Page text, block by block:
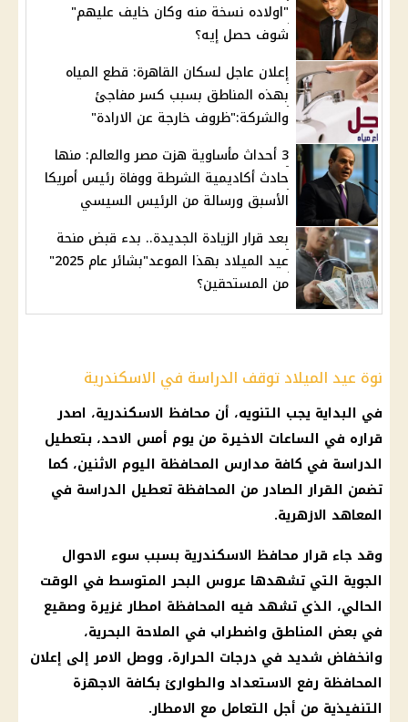
"اولاده نسخة منه وكان خايف عليهم"
شوف حصل إيه؟
إعلان عاجل لسكان القاهرة: قطع المياه
بهذه المناطق بسبب كسر مفاجئ
والشركة:"ظروف خارجة عن الارادة"
3 أحداث مأساوية هزت مصر والعالم: منها
حادث أكاديمية الشرطة ووفاة رئيس أمريكا
الأسبق ورسالة من الرئيس السيسي
بعد قرار الزيادة الجديدة.. بدء قبض منحة
عيد الميلاد بهذا الموعد"بشائر عام 2025"
من المستحقين؟
نوة عيد الميلاد توقف الدراسة في الاسكندرية
في البداية يجب التنويه، أن محافظ الاسكندرية، اصدر
قراره في الساعات الاخيرة من يوم أمس الاحد، بتعطيل
الدراسة في كافة مدارس المحافظة اليوم الاثنين، كما
تضمن القرارالصادر من المحافظة تعطيل الدراسة في
المعاهد الازهرية.
وقد جاء قرارمحافظ الاسكندرية بسبب سوء الاحوال
الجوية التي تشهدها عروس البحر المتوسط في الوقت
الحالي، الذي تشهد فيه المحافظة امطار غزيرة وصقيع
في بعض المناطق واضطراب في الملاحة البحرية،
وانخفاض شديد في درجات الحرارة، ووصل الامر إلى إعلان
المحافظة رفع الاستعداد والطوارئ بكافة الاجهزة
التنفيذية من أجل التعامل مع الامطار.